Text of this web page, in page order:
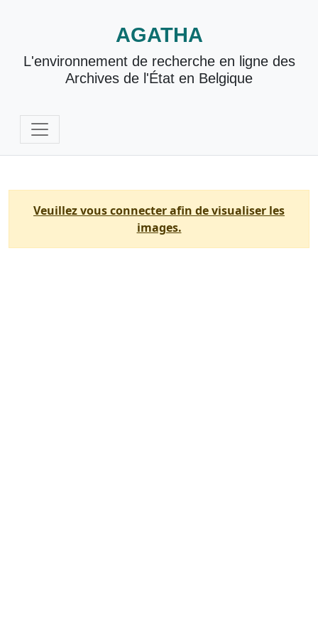
AGATHA
L'environnement de recherche en ligne des
Archives de l'État en Belgique
Veuillez vous connecter afin de visualiser les
images.